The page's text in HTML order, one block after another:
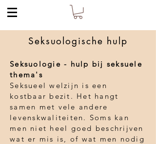
Seksuologische hulp
Seksuologie - hulp bij seksuele
thema's
Seksueel welzijn is een
kostbaar bezit. Het hangt
samen met vele andere
levenskwaliteiten. Soms kan
men niet heel goed beschrijven
wat er mis is, of wat men nodig